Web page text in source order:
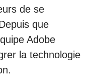
de se
que
Adobe
la technologie